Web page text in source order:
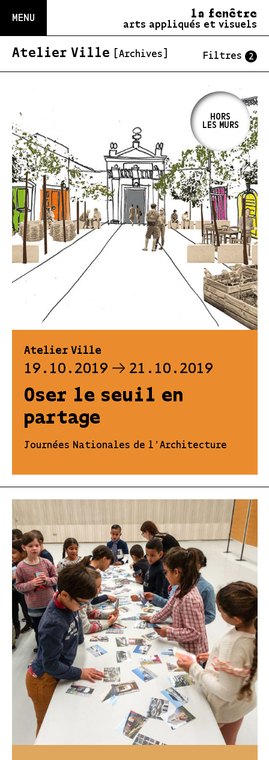
MENU la fenêtre
arts appliqués et visuels
Atelier Ville [Archives] Filtres 2
Atelier Ville
19.10.2019 21.10.2019
Oser le seuil en
partage
Journées Nationales de l'Architecture
HORS
LES MURS